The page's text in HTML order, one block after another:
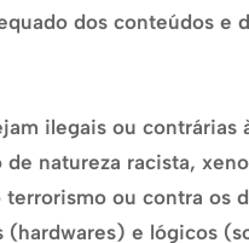
dos conteúdos
ilegais ou contrárias
natureza racista,
ou contra os
(hardwares) e lógicos